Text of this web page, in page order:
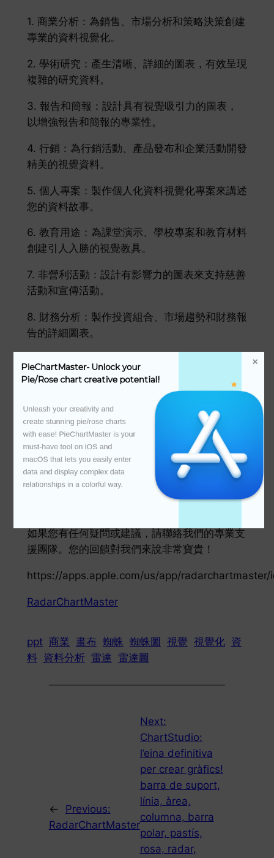
1. 商業分析：為銷售、市場分析和策略決策創建
專業的資料視覺化。
2. 學術研究：產生清晰、詳細的圖表，有效呈現
複雜的研究資料。
3. 報告和簡報：設計具有視覺吸引力的圖表，
以增強報告和簡報的專業性。
4. 行銷：為行銷活動、產品發布和企業活動開發
精美的視覺資料。
5. 個人專案：製作個人化資料視覺化專案來講述
您的資料故事。
6. 教育用途：為課堂演示、學校專案和教育材料
創建引人入勝的視覺教具。
7. 非營利活動：設計有影響力的圖表來支持慈善
活動和宣傳活動。
8. 財務分析：製作投資組合、市場趨勢和財務報
告的詳細圖表。
展示政策數據、社會調查和公共服務項目。
10. 技術報告：為技術文件和開發專案製定清晰
的圖表和數據演示。
無論您是經驗豐富的資料專家還是探索資料視覺
化的新手，RadarChartMaster 都是您創建美
觀、專業品質圖表的首選解決方案。立即下載並
訂閱以解鎖更多功能並利用 RadarChartMaster
如果您有任何疑問或建議，請聯絡我們的專業支
援團隊。您的回饋對我們來說非常寶貴！
https://apps.apple.com/us/app/radarchartmaster/
RadarChartMaster
ppt 商業 畫布 蜘蛛 蜘蛛圖 視覺 視覺化 資
料 資料分析 雷達 雷達圖
←
Previous:
RadarChartMaster
Next:
ChartStudio:
l’eina definitiva
per crear gràfics!
barra de suport,
línia, àrea,
columna, barra
polar, pastís,
rosa, radar,
PieChartMaster- Unlock your
Pie/Rose chart creative potential!
Unleash your creativity and
create stunning pie/rose charts
with ease! PieChartMaster is your
must-have tool on iOS and
macOS that lets you easily enter
data and display complex data
relationships in a colorful way.